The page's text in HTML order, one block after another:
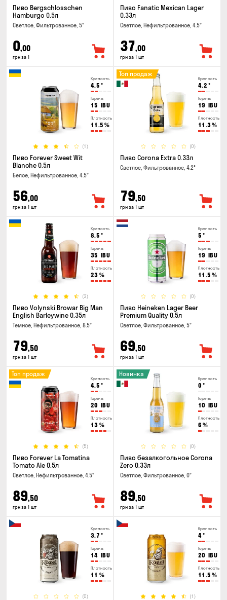
Пиво Bergschlosschen
Hamburgo 0.5л
Светлое, Фильтрованное, 5°
0,00
грн за 1
Пиво Fanatic Mexican Lager
0.33л
Светлое, Нефильтрованное, 4.5°
37,00
грн за 1 шт
Крепость
4.5 °
Горечь
15 IBU
Плотность
11.5 %
(1)
Пиво Forever Sweet Wit
Blanche 0.5л
Белое, Нефильтрованное, 4.5°
56,00
грн за 1 шт
Крепость
4.2 °
Горечь
19 IBU
Плотность
11.3%
(0)
Топ продаж
Пиво Corona Extra 0.33л
Светлое, Фильтрованное, 4.2°
79,50
грн за 1 шт
Крепость
8.5 °
Горечь
35 IBU
Плотность
23 %
(3)
Пиво Volynski Browar Big Man
English Barleywine 0.35л
Темное, Нефильтрованное, 8.5°
79,50
грн за 1 шт
Крепость
5 °
Горечь
19 IBU
Плотность
11.5 %
(0)
Пиво Heineken Lager Beer
Premium Quality 0.5л
Светлое, Фильтрованное, 5°
69,50
грн за 1 шт
Крепость
4.5 °
Горечь
20 IBU
Плотность
13 %
(5)
Топ продаж
Пиво Forever La Tomatina
Tomato Ale 0.5л
Светлое, Нефильтрованное, 4.5°
89,50
грн за 1 шт
Крепость
0 °
Горечь
10 IBU
Плотность
6 %
(0)
Новинка
Пиво безалкогольное Corona
Zero 0.33л
Светлое, Фильтрованное, 0°
89,50
грн за 1 шт
Крепость
3.7 °
Горечь
14 IBU
Плотность
11 %
(0)
Крепость
4°
Горечь
20 IBU
Плотность
11.5 %
(1)